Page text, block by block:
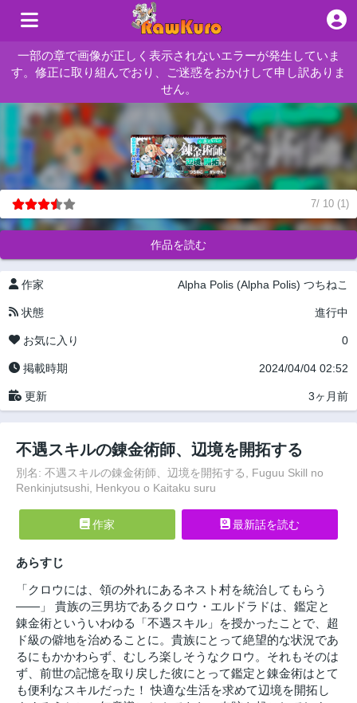
一部の章で画像が正しく表示されないエラーが発生していま
す。修正に取り組んでおり、ご迷惑をおかけして申し訳ありま
せん。
7/ 10 (1)
作品を読む
作家 Alpha Polis (Alpha Polis) つちねこ
状態 進行中
お気に入り 0
掲載時期 2024/04/04 02:52
更新 3ヶ月前
不遇スキルの錬金術師、辺境を開拓する
別名: 不遇スキルの錬金術師、辺境を開拓する, Fuguu Skill no
Renkinjutsushi, Henkyou o Kaitaku suru
作家 最新話を読む
あらすじ
「クロウには、領の外れにあるネスト村を統治してもらう
――」 貴族の三男坊であるクロウ・エルドラドは、鑑定と
錬金術といういわゆる「不遇スキル」を授かったことで、超
ド級の僻地を治めることに。貴族にとって絶望的な状況であ
るにもかかわらず、むしろ楽しそうなクロウ。それもそのは
ず、前世の記憶を取り戻した彼にとって鑑定と錬金術はとて
も便利なスキルだった！ 快適な生活を求めて辺境を開拓し